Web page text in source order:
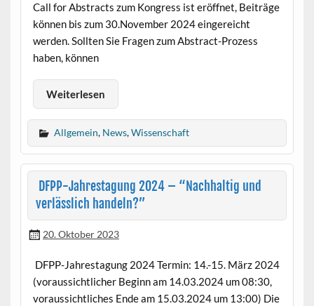
Call for Abstracts zum Kongress ist eröffnet, Beiträge
können bis zum 30.November 2024 eingereicht
werden. Sollten Sie Fragen zum Abstract-Prozess
haben, können
Weiterlesen
Allgemein, News,Wissenschaft
DFPP-Jahrestagung 2024 – “Nachhaltig und
verlässlich handeln?”
20. Oktober 2023
DFPP-Jahrestagung 2024 Termin: 14.-15. März 2024
(voraussichtlicher Beginn am 14.03.2024 um 08:30,
voraussichtliches Ende am 15.03.2024 um 13:00) Die